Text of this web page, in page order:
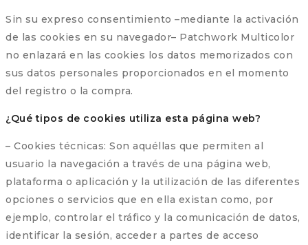
Sin su expreso consentimiento –mediante la activación
de las cookies en su navegador– Patchwork Multicolor
no enlazará en las cookies los datos memorizados con
sus datos personales proporcionados en el momento
del registro o la compra.
¿Qué tipos de cookies utiliza esta página web?
– Cookies técnicas: Son aquéllas que permiten al
usuario la navegación a través de una página web,
plataforma o aplicación y la utilización de las diferentes
opciones o servicios que en ella existan como, por
ejemplo, controlar el tráfico y la comunicación de datos,
identificar la sesión, acceder a partes de acceso